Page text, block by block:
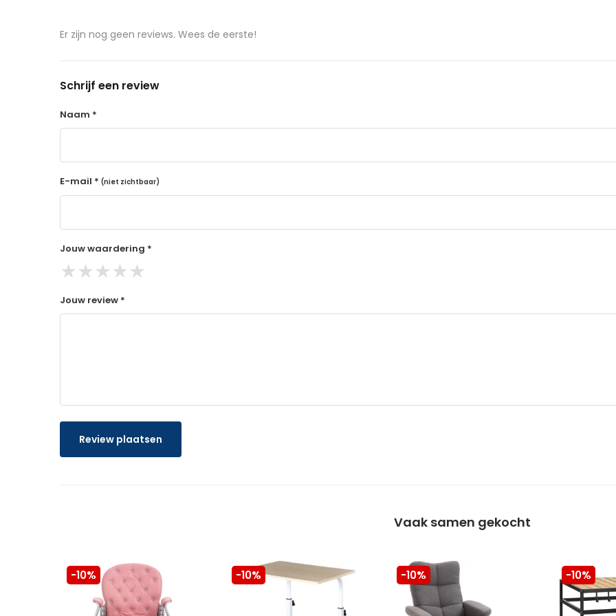
de producten controleert TRUUSK het product zo spoedig mogelijk, bij goedkeuring van de retour stort
aangeschafte product terug naar de koper.
14 dagen retourtermijn
Binnen 14 dagen een terugbetaling na ontvangst van retour
De terugbetaling wordt gedaan via de betaalmethode waarmee de bestelling is gedaan
Er zijn nog geen reviews. Wees de eerste!
Schrijf een review
Naam *
E-mail * (niet zichtbaar)
Jouw waardering *
★★★★★
Jouw review *
Review plaatsen
Vaak samen gekocht
-10% -10% -10% -10%